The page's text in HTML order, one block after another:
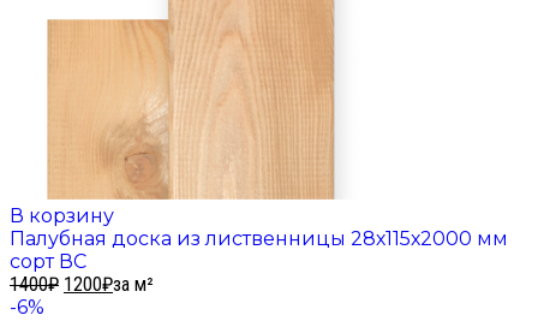
В корзину
Палубная доска из лиственницы 28х115х2000 мм
сорт ВС
1400₽ 1200₽за м²
-6%